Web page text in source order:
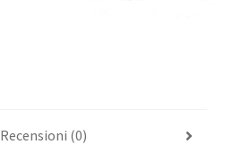
Recensioni (0)